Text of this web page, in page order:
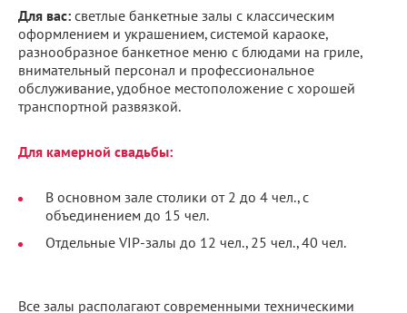
Для вас: светлые банкетные залы с классическим
оформлением и украшением, системой караоке,
разнообразное банкетное меню с блюдами на гриле,
внимательный персонал и профессиональное
обслуживание, удобное местоположение с хорошей
транспортной развязкой.
Для камерной свадьбы:
В основном зале столики от 2 до 4 чел., с
объединением до 15 чел.
Отдельные VIP-залы до 12 чел., 25 чел., 40 чел.
Все залы располагают современными техническими